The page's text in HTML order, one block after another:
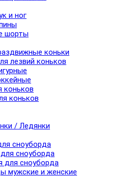
и ног
шорты
коньки
лезвий коньков
коньков
коньков
/ Ледянки
сноуборда
сноуборда
для сноуборда
мужские и женские